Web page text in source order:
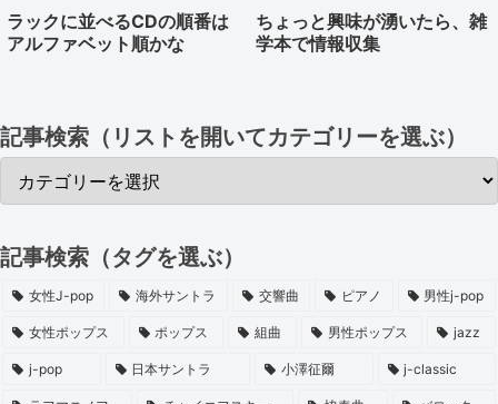
ラックに並べるCDの順番は
アルファベット順かな
ちょっと興味が湧いたら、雑
学本で情報収集
記事検索（リストを開いてカテゴリーを選ぶ）
記事検索（タグを選ぶ）
女性J-pop 海外サントラ 交響曲 ピアノ 男性j-pop
女性ポップス ポップス 組曲 男性ポップス jazz
j-pop 日本サントラ 小澤征爾 j-classic